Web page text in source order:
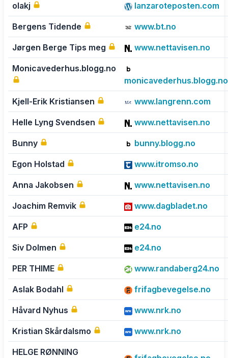
olakj lanzaroteposten.com
Bergens Tidende www.bt.no
Jørgen Berge Tips meg www.nettavisen.no
Monicavederhus.blogg.no
monicavederhus.blogg.no
Kjell-Erik Kristiansen www.langrenn.com
Helle Lyng Svendsen www.nettavisen.no
Bunny bunny.blogg.no
Egon Holstad www.itromso.no
Anna Jakobsen www.nettavisen.no
Joachim Remvik www.dagbladet.no
AFP e24.no
Siv Dolmen e24.no
PER THIME www.randaberg24.no
Aslak Bodahl frifagbevegelse.no
Håvard Nyhus www.nrk.no
Kristian Skårdalsmo www.nrk.no
HELGE RØNNING